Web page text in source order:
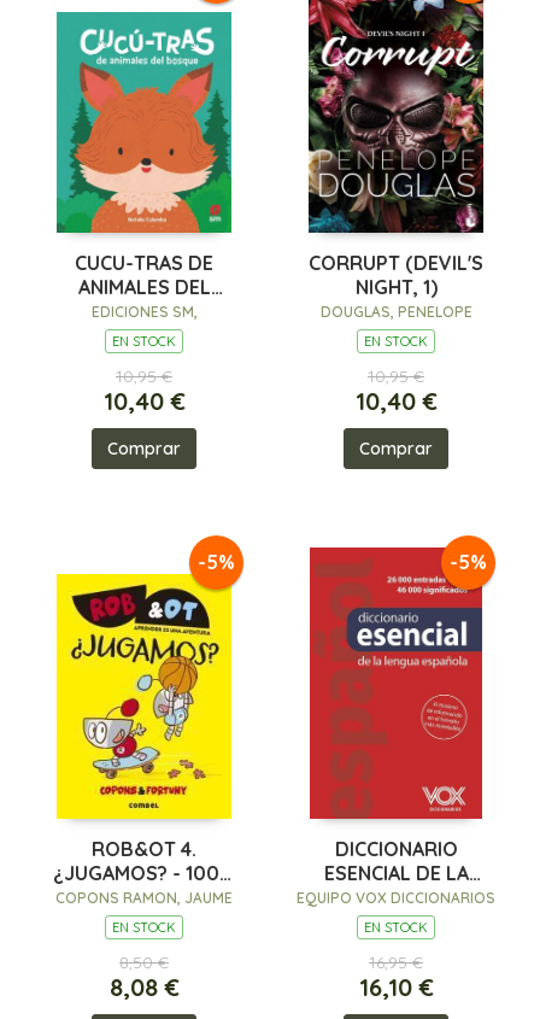
CUCU-TRAS DE
ANIMALES DEL
BOSQUE
EDICIONES SM,
EN STOCK
10,95 €
10,40 €
Comprar
CORRUPT (DEVIL'S
NIGHT, 1)
DOUGLAS, PENELOPE
EN STOCK
10,95 €
10,40 €
Comprar
-5%
ROB&OT 4.
¿JUGAMOS? - 100%
PEFC
COPONS RAMON, JAUME
EN STOCK
8,50 €
8,08 €
-5%
DICCIONARIO
ESENCIAL DE LA
LENGUA ESPAÑOLA
EQUIPO VOX DICCIONARIOS
EN STOCK
16,95 €
16,10 €